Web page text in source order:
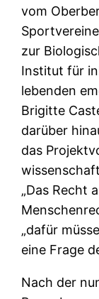
vom
zur
Institut für
lebenden
Brigitte
darüber
das
„Das Recht
„dafür
eine Frage
Nach der